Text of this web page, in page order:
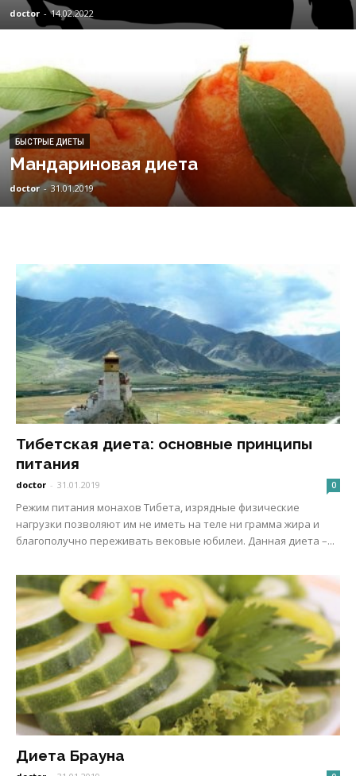
doctor - 14.02.2022
БЫСТРЫЕ ДИЕТЫ
Мандариновая диета
doctor - 31.01.2019
Тибетская диета: основные принципы
питания
doctor - 31.01.2019 0
Режим питания монахов Тибета, изрядные физические
нагрузки позволяют им не иметь на теле ни грамма жира и
благополучно переживать вековые юбилеи. Данная диета –...
Диета Брауна